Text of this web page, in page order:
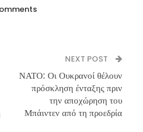
NEXT POST
ΝΑΤΟ: Οι Ουκρανοί θέλουν
πρόσκληση ένταξης πριν
την αποχώρηση του
Μπάιντεν από τη προεδρία